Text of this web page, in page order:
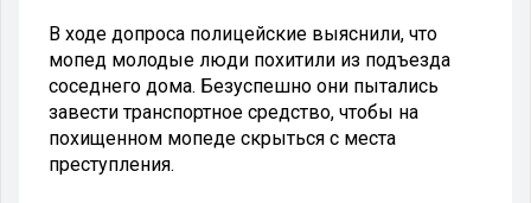
В ходе допроса полицейские выяснили, что
мопед молодые люди похитили из подъезда
соседнего дома. Безуспешно они пытались
завести транспортное средство, чтобы на
похищенном мопеде скрыться с места
преступления.